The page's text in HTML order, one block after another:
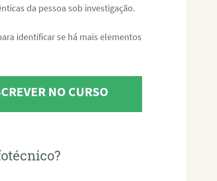
da pessoa sob investigação.
identificar se há mais elementos
NO CURSO